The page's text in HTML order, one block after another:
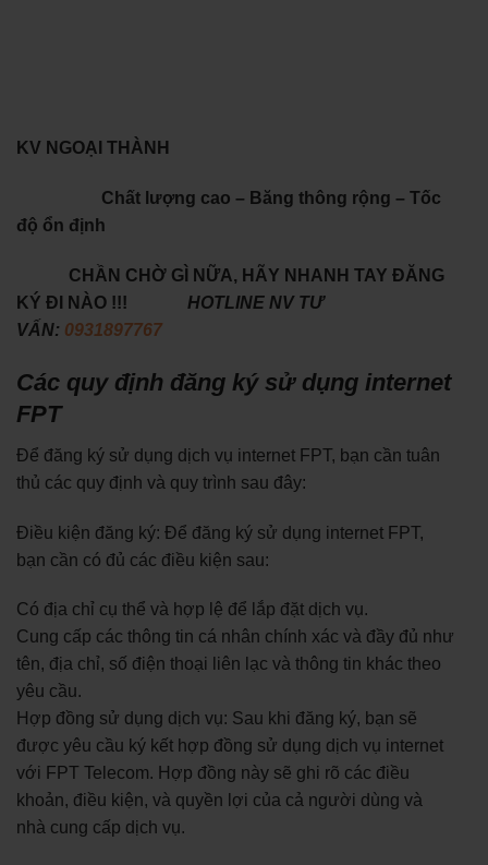
KV NGOẠI THÀNH
Chất lượng cao – Băng thông rộng – Tốc
độ ổn định
CHẦN CHỜ GÌ NỮA, HÃY NHANH TAY ĐĂNG
KÝ ĐI NÀO !!!
HOTLINE NV TƯ
VẤN: 0931897767
Các quy định đăng ký sử dụng internet
FPT
Để đăng ký sử dụng dịch vụ internet FPT, bạn cần tuân
thủ các quy định và quy trình sau đây:
Điều kiện đăng ký: Để đăng ký sử dụng internet FPT,
bạn cần có đủ các điều kiện sau:
Có địa chỉ cụ thể và hợp lệ để lắp đặt dịch vụ.
Cung cấp các thông tin cá nhân chính xác và đầy đủ như
tên, địa chỉ, số điện thoại liên lạc và thông tin khác theo
yêu cầu.
Hợp đồng sử dụng dịch vụ: Sau khi đăng ký, bạn sẽ
được yêu cầu ký kết hợp đồng sử dụng dịch vụ internet
với FPT Telecom. Hợp đồng này sẽ ghi rõ các điều
khoản, điều kiện, và quyền lợi của cả người dùng và
nhà cung cấp dịch vụ.